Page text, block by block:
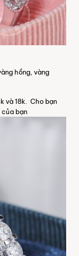
hồng, vàng
và 18k. Cho bạn
của bạn